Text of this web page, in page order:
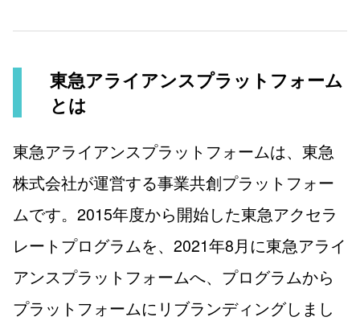
東急アライアンスプラットフォーム
とは
東急アライアンスプラットフォームは、東急
株式会社が運営する事業共創プラットフォー
ムです。2015年度から開始した東急アクセラ
レートプログラムを、2021年8月に東急アライ
アンスプラットフォームへ、プログラムから
プラットフォームにリブランディングしまし